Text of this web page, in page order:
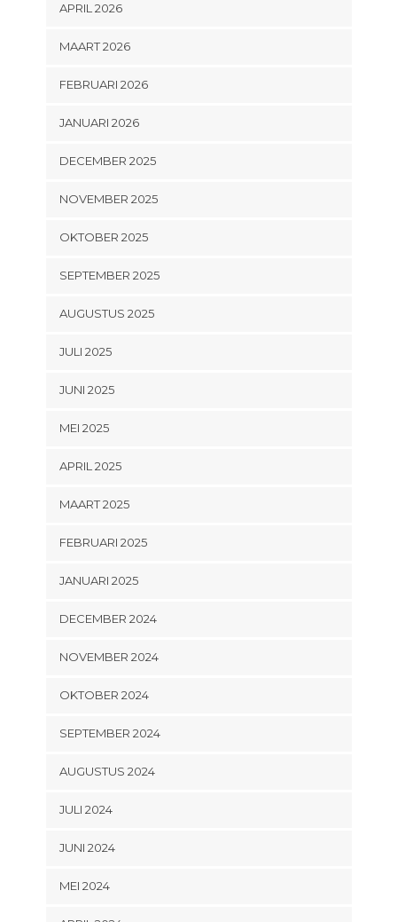
APRIL 2026
MAART 2026
FEBRUARI 2026
JANUARI 2026
DECEMBER 2025
NOVEMBER 2025
OKTOBER 2025
SEPTEMBER 2025
AUGUSTUS 2025
JULI 2025
JUNI 2025
MEI 2025
APRIL 2025
MAART 2025
FEBRUARI 2025
JANUARI 2025
DECEMBER 2024
NOVEMBER 2024
OKTOBER 2024
SEPTEMBER 2024
AUGUSTUS 2024
JULI 2024
JUNI 2024
MEI 2024